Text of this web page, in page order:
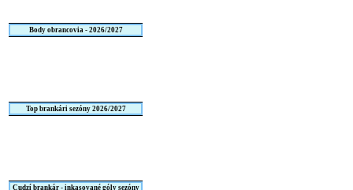
Body obrancovia - 2026/2027
Top brankári sezóny 2026/2027
Cudzí brankár - inkasované góly sezóny